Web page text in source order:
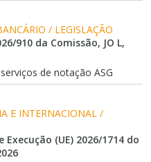
/ LEGISLAÇÃO
910 da Comissão, JO L,
de notação ASG
E INTERNACIONAL /
(UE) 2026/1714 do